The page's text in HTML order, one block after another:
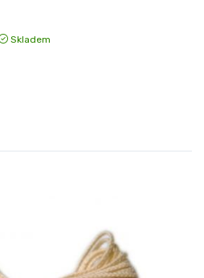
Skladem